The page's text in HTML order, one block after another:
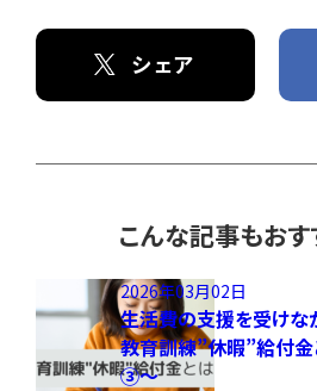
シェア
こんな記事もおす
2026年03月02日
生活費の支援を受けな
教育訓練”休暇”給付金
③～